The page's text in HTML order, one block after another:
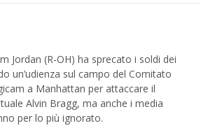
Jordan (R-OH) ha sprecato i soldi dei
un’udienza sul campo del Comitato
a Manhattan per attaccare il
Alvin Bragg, ma anche i media
per lo più ignorato.